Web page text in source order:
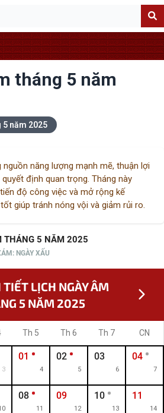
tháng 5 năm
năm 2025
nguồn năng lượng mạnh mẽ, thuận lợi
định quan trọng. Tháng này
độ công việc và mở rộng kế
giúp tránh nóng vội và giảm rủi ro.
THÁNG 5 NĂM 2025
NGÀY XẤU
LỊCH NGÀY ÂM
5 NĂM 2025
Th 5 Th 6 Th 7 CN
3
01
4
02
5
03
6
04
7
08
11
09
12
10
13
11
14